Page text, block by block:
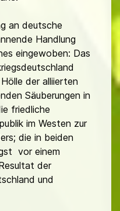
an deutsche
Handlung
eingewoben: Das
der alliierten
Säuberungen in
friedliche
im Westen zur
die in beiden
vor einem
der
und